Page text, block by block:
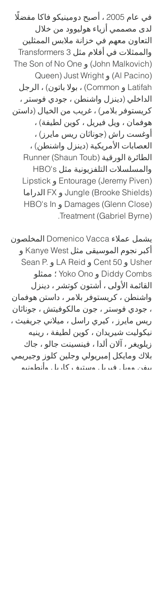
في عام 2005 ، أصبح دومينيكو فاكا مفضلًا
لدى مصممي أزياء هوليوود من خلال
التعاون معهم في خزانة ملابس الممثلين
والممثلات في أفلام مثل Transformers 3
(John Malkovich) و The Son of No One
(Al Pacino) و Just Wright (Queen
Latifah و Common) ، بولا باتون) ، الرجل
الداخلي (دينزل واشنطن ، جودي فوستر ،
كريستوفر بلامر) ، غريب من الخيال (داستن
هوفمان ، ويل فيريل ، كوين لطيفة) ،
أوغست راش (جوناثان ريس مايرز) ،
العصابات الأمريكية (دينزل واشنطن) ،
الطائرة الورقية Runner (Shaun Toub)
والمسلسلات التلفزيونية مثل HBO's
Entourage (Jeremy Piven) و Lipstick
Jungle (Brooke Shields) و FX الدراما
Damages (Glenn Close) و HBO's In
Treatment (Gabriel Byrne).
يشمل عملاء Domenico Vacca المخلصون
أكبر نجوم الموسيقى مثل Kanye West و
Usher و 50 Cent و LA Reid و Sean P.
Diddy Combs و Yoko Ono ؛ ممثلو
القائمة الأولى ، أشتون كوتشر ، دينزل
واشنطن ، كريستوفر بلامر ، داستن هوفمان
، جودي فوستر ، جون مالكوفيتش ، جوناثان
ريس مايرز ، كيري راسل ، ميلاني جريفيث ،
نيكوليت شيريدان ، كوين لطيفة ، رينيه
زيلويغر ، آلان ألدا ، فينسينت جالو ، جاك
بلاك ومايكل إمبريولي وجلين كلوز وجيريمي
بيفن وويل فيريل وستيف كاريل وأنطونيو